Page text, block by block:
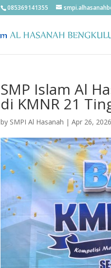
085369141355
SMP Islam Al
di KMNR 21
by SMPI Al Hasanah |Apr 26, 2026